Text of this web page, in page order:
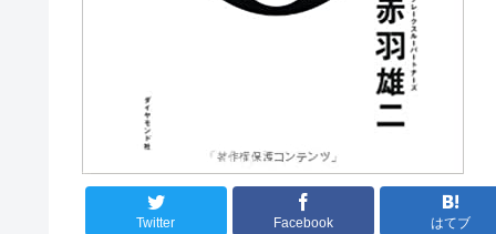
Twitter Facebook はてブ